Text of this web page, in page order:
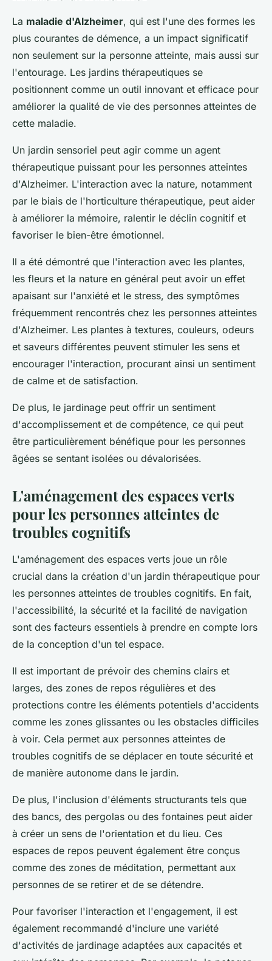
La maladie d'Alzheimer, qui est l'une des formes les
plus courantes de démence, a un impact significatif
non seulement sur la personne atteinte, mais aussi sur
l'entourage. Les jardins thérapeutiques se
positionnent comme un outil innovant et efficace pour
améliorer la qualité de vie des personnes atteintes de
cette maladie.
Un jardin sensoriel peut agir comme un agent
thérapeutique puissant pour les personnes atteintes
d'Alzheimer. L'interaction avec la nature, notamment
par le biais de l'horticulture thérapeutique, peut aider
à améliorer la mémoire, ralentir le déclin cognitif et
favoriser le bien-être émotionnel.
Il a été démontré que l'interaction avec les plantes,
les fleurs et la nature en général peut avoir un effet
apaisant sur l'anxiété et le stress, des symptômes
fréquemment rencontrés chez les personnes atteintes
d'Alzheimer. Les plantes à textures, couleurs, odeurs
et saveurs différentes peuvent stimuler les sens et
encourager l'interaction, procurant ainsi un sentiment
de calme et de satisfaction.
De plus, le jardinage peut offrir un sentiment
d'accomplissement et de compétence, ce qui peut
être particulièrement bénéfique pour les personnes
âgées se sentant isolées ou dévalorisées.
L'aménagement des espaces verts
pour les personnes atteintes de
troubles cognitifs
L'aménagement des espaces verts joue un rôle
crucial dans la création d'un jardin thérapeutique pour
les personnes atteintes de troubles cognitifs. En fait,
l'accessibilité, la sécurité et la facilité de navigation
sont des facteurs essentiels à prendre en compte lors
de la conception d'un tel espace.
Il est important de prévoir des chemins clairs et
larges, des zones de repos régulières et des
protections contre les éléments potentiels d'accidents
comme les zones glissantes ou les obstacles difficiles
à voir. Cela permet aux personnes atteintes de
troubles cognitifs de se déplacer en toute sécurité et
de manière autonome dans le jardin.
De plus, l'inclusion d'éléments structurants tels que
des bancs, des pergolas ou des fontaines peut aider
à créer un sens de l'orientation et du lieu. Ces
espaces de repos peuvent également être conçus
comme des zones de méditation, permettant aux
personnes de se retirer et de se détendre.
Pour favoriser l'interaction et l'engagement, il est
également recommandé d'inclure une variété
d'activités de jardinage adaptées aux capacités et